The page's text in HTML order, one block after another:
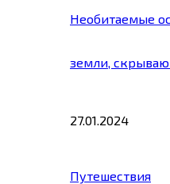
Необитаемые
земли,
27.01.2024
Путешествия